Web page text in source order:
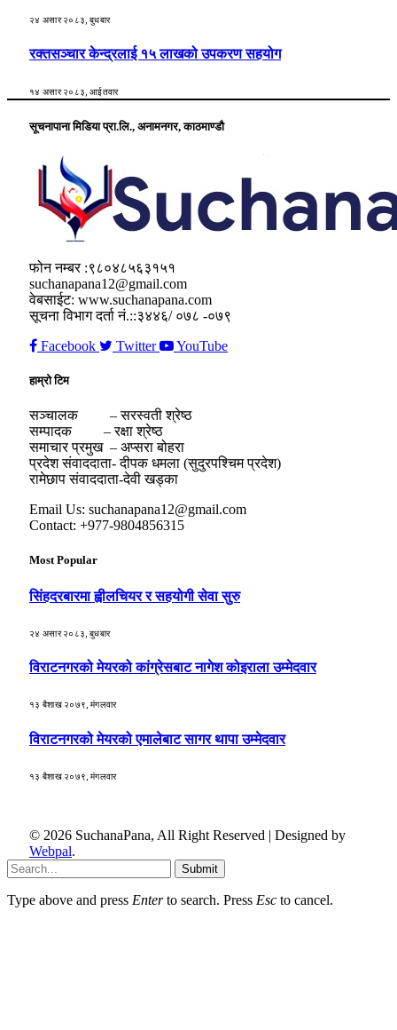
२४ असार २०८३, बुधबार
रक्तसञ्चार केन्द्रलाई १५ लाखको उपकरण सहयोग
१४ असार २०८३, आईतवार
सूचनापाना मिडिया प्रा.लि., अनामनगर, काठमाण्डौ
फोन नम्बर :९८०४८५६३१५१
suchanapana12@gmail.com
वेबसाईट: www.suchanapana.com
सूचना विभाग दर्ता नं.::३४४६/ ०७८ -०७९
Facebook
Twitter YouTube
हाम्रो टिम
सञ्चालक – सरस्वती श्रेष्ठ
सम्पादक – रक्षा श्रेष्ठ
समाचार प्रमुख – अप्सरा बोहरा
प्रदेश संवाददाता- दीपक धमला (सुदुरपश्चिम प्रदेश)
रामेछाप संवाददाता-देवी खड्का
Email Us: suchanapana12@gmail.com
Contact: +977-9804856315
Most Popular
सिंहदरबारमा ह्वीलचियर र सहयोगी सेवा सुरु
२४ असार २०८३, बुधबार
विराटनगरको मेयरको कांग्रेसबाट नागेश कोइराला उम्मेदवार
१३ बैशाख २०७९, मंगलवार
विराटनगरको मेयरको एमालेबाट सागर थापा उम्मेदवार
१३ बैशाख २०७९, मंगलवार
© 2026 SuchanaPana, All Right Reserved | Designed by
Webpal.
Submit
Type above and press Enterto search. Press Esc to cancel.